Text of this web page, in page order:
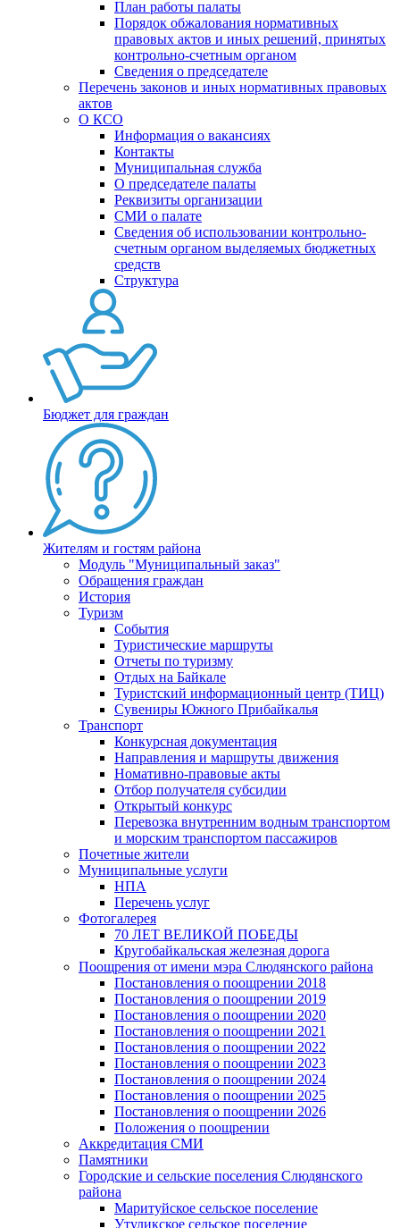
План работы палаты
Порядок обжалования нормативных
правовых актов и иных решений, принятых
контрольно-счетным органом
Сведения о председателе
Перечень законов и иных нормативных правовых
актов
О КСО
Информация о вакансиях
Контакты
Муниципальная служба
О председателе палаты
Реквизиты организации
СМИ о палате
Сведения об использовании контрольно-
счетным органом выделяемых бюджетных
средств
Структура
Бюджет для граждан
Жителям и гостям района
Модуль "Муниципальный заказ"
Обращения граждан
История
Туризм
События
Туристические маршруты
Отчеты по туризму
Отдых на Байкале
Туристский информационный центр (ТИЦ)
Сувениры Южного Прибайкалья
Транспорт
Конкурсная документация
Направления и маршруты движения
Номативно-правовые акты
Отбор получателя субсидии
Открытый конкурс
Перевозка внутренним водным транспортом
и морским транспортом пассажиров
Почетные жители
Муниципальные услуги
НПА
Перечень услуг
Фотогалерея
70 ЛЕТ ВЕЛИКОЙ ПОБЕДЫ
Кругобайкальская железная дорога
Поощрения от имени мэра Слюдянского района
Постановления о поощрении 2018
Постановления о поощрении 2019
Постановления о поощрении 2020
Постановления о поощрении 2021
Постановления о поощрении 2022
Постановления о поощрении 2023
Постановления о поощрении 2024
Постановления о поощрении 2025
Постановления о поощрении 2026
Положения о поощрении
Аккредитация СМИ
Памятники
Городские и сельские поселения Слюдянского
района
Маритуйское сельское поселение
Утуликское сельское поселение